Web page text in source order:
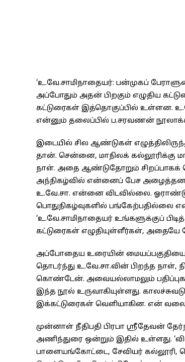
‘உ.வே.சாமிநாதையர்: பன்முகப்
அப்போதும் அதன் பிறகும் எழுதிய
கட்டுரைகள் இத்தொகுப்பில் உள்ளன.
என்னும் தலைப்பில் ப.சரவணன்
இடையில் சில ஆண்டுகள்
தான். சென்னை, மாநிலக் கல்லூரிக்கு
நாள். அதை ஆண்டுதோறும்
அந்நிகழ்வில் என்னைப் பேச
உ.வே.சா. என்னை விடவில்லை.
பொதுநிகழ்வுகளில் பங்கேற்பதில்லை
‘உ.வே.சாமிநாதையர் உங்களுக்குப்
கட்டுரைகள் எழுதியுள்ளீர்கள்,
அப்போதைய உரையின் மையப்பகுதியை
தொடர்ந்து உ.வே.சா.வின் பிறந்த நாள்,
கொண்டேன். அவையல்லாமலும்
இந்த நூல் உருவாகியுள்ளது.
இக்கட்டுரைகள் வெளியாகின. என்
முன்னாள் நீதிபதி பிரபா ஸ்ரீதேவன்
அணிந்துரை ஒன்றும் இதில் உள்ளது.
பாளையங்கோட்டை, சேவியர் கல்லூரி,